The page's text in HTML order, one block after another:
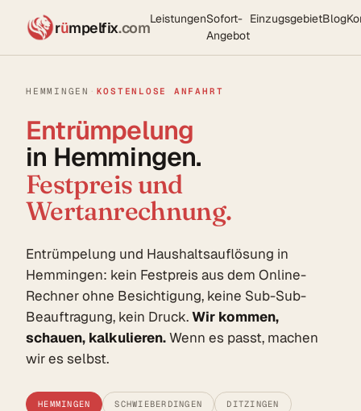
rümpelfix.comLeistungenSofort-
Angebot
EinzugsgebietBlog
HEMMINGEN · KOSTENLOSE ANFAHRT
Entrümpelung
in Hemmingen.
Festpreis und
Wertanrechnung.
Entrümpelung und Haushaltsauflösung in
Hemmingen: kein Festpreis aus dem Online-
Rechner ohne Besichtigung, keine Sub-Sub-
Beauftragung, kein Druck.Wir kommen,
schauen, kalkulieren.Wenn es passt, machen
wir es selbst.
HEMMINGEN SCHWIEBERDINGEN DITZINGEN